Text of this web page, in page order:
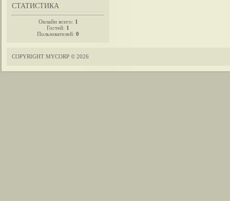
СТАТИСТИКА
Онлайн всего: 1
Гостей: 1
Пользователей: 0
COPYRIGHT MYCORP © 2026